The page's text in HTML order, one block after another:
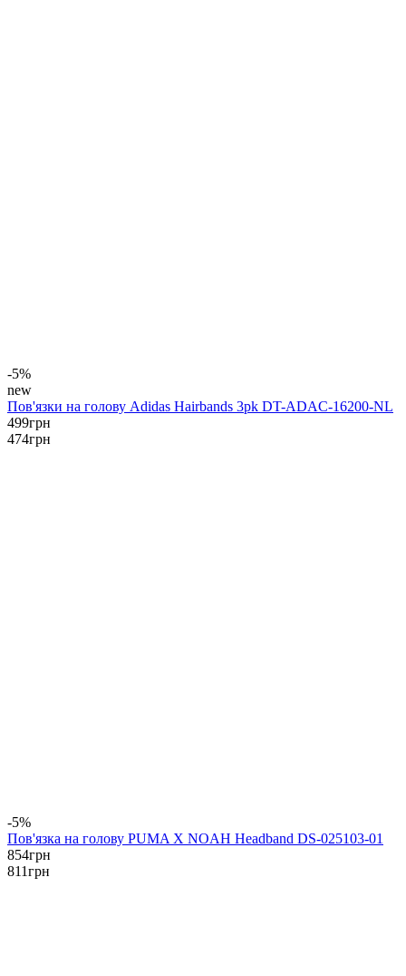
-5%
new
Пов'язки на голову Adidas Hairbands 3pk DT-ADAC-16200-NL
499грн
474грн
-5%
Пов'язка на голову PUMA X NOAH Headband DS-025103-01
854грн
811грн